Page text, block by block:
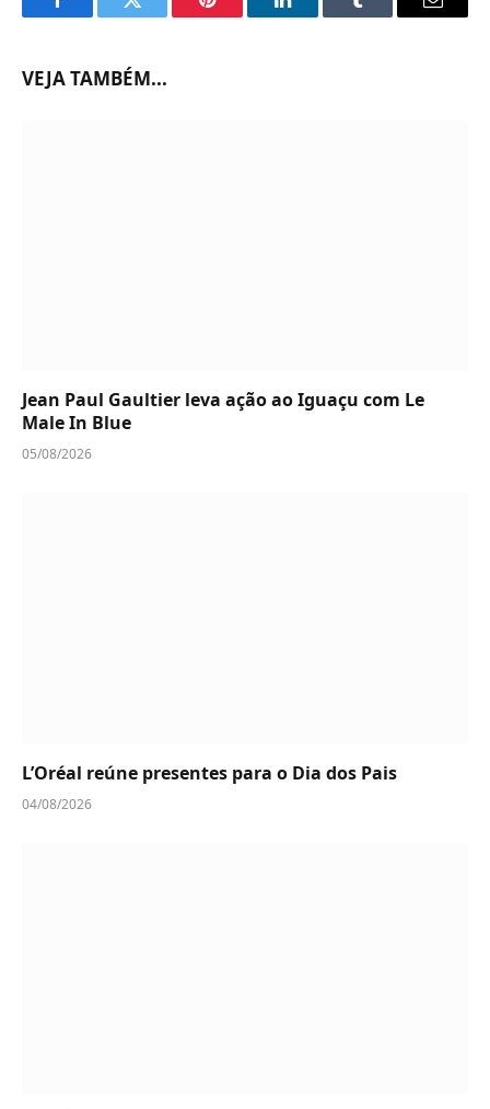
FacebookTwitter Pinterest LinkedInTumblr Email
VEJA TAMBÉM...
Jean Paul Gaultier leva ação ao Iguaçu com Le
Male In Blue
05/08/2026
L’Oréal reúne presentes para o Dia dos Pais
04/08/2026